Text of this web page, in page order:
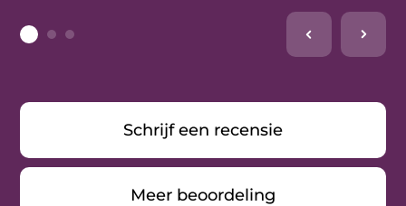
Schrijf een recensie
Meer beoordeling